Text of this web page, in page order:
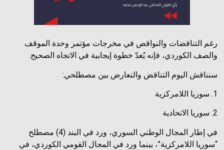
رغم التناقضات والنواقص في مخرجات مؤتمر وحدة الموقف
والصف الكوردي، فإنه يُعدّ خطوة إيجابية في الاتجاه الصحيح.
سنناقش اليوم التناقض والتعارض بين مصطلحي:
1. سوريا اللامركزية
2. سوريا الاتحادية
في إطار المجال الوطني السوري، ورد في البند (4) مصطلح
“سوريا اللامركزية”، بينما ورد في المجال القومي الكوردي، في